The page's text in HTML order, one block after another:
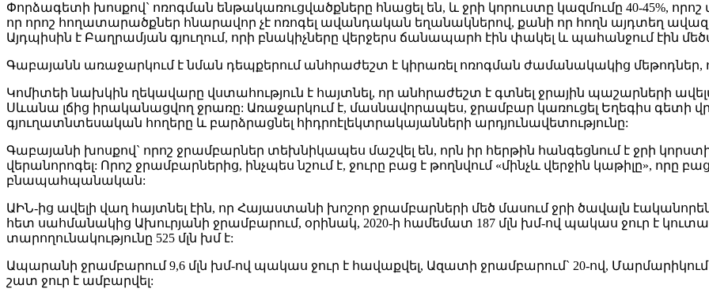
Փորձագետի խոսքով` ոռոգման ենթակառուցվածքները հնացել են, և ջրի կորուստը կազմումը 40-45%, որոշ
որ որոշ հողատարածքներ հնարավոր չէ ոռոգել ավանդական եղանակներով, քանի որ հողն այդտեղ
Այդպիսին է Բաղրամյան գյուղում, որի բնակիչները վերջերս ճանապարհ էին փակել և պահանջում էին
Գաբայանն առաջարկում է նման դեպքերում անհրաժեշտ է կիրառել ոռոգման ժամանակակից մեթոդներ,
Կոմիտեի նախկին ղեկավարը վստահություն է հայտնել, որ անհրաժեշտ է գտնել ջրային պաշարների
Սևանա լճից իրականացվող ջրառը: Առաջարկում է, մասնավորապես, ջրամբար կառուցել Եղեգիս գետի
գյուղատնտեսական հողերը և բարձրացնել հիդրոէլեկտրակայանների արդյունավետությունը:
Գաբայանի խոսքով` որոշ ջրամբարներ տեխնիկապես մաշվել են, որն իր հերթին հանգեցնում է ջրի
վերանորոգել: Որոշ ջրամբարներից, ինչպես նշում է, ջուրը բաց է թողնվում «մինչև վերջին կաթիլը», որը
բնապահպանական:
ԱԻՆ-ից ավելի վաղ հայտնել էին, որ Հայաստանի խոշոր ջրամբարների մեծ մասում ջրի ծավալն
հետ սահմանակից Ախուրյանի ջրամբարում, օրինակ, 2020-ի համեմատ 187 մլն խմ-ով պակաս ջուր է
տարողունակությունը 525 մլն խմ է:
Ապարանի ջրամբարում 9,6 մլն խմ-ով պակաս ջուր է հավաքվել, Ազատի ջրամբարում` 20-ով, Մարմարիկում`
շատ ջուր է ամբարվել: